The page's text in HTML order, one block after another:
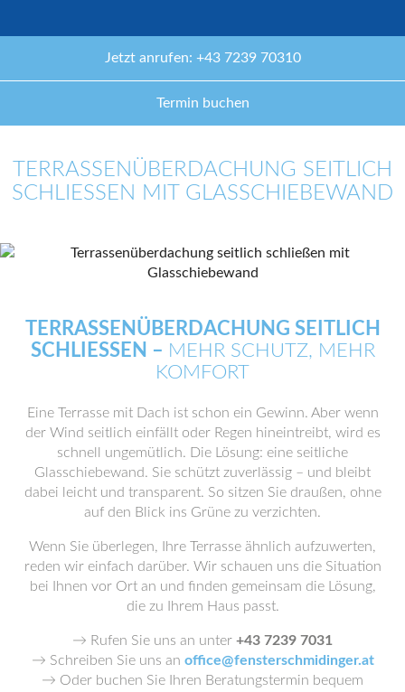
Jetzt anrufen: +43 7239 70310
Termin buchen
TERRASSENÜBERDACHUNG SEITLICH
SCHLIESSEN MIT GLASSCHIEBEWAND
TERRASSENÜBERDACHUNG SEITLICH
SCHLIESSEN – MEHR SCHUTZ, MEHR
KOMFORT
Eine Terrasse mit Dach ist schon ein Gewinn. Aber wenn
der Wind seitlich einfällt oder Regen hineintreibt, wird es
schnell ungemütlich. Die Lösung: eine seitliche
Glasschiebewand. Sie schützt zuverlässig – und bleibt
dabei leicht und transparent. So sitzen Sie draußen, ohne
auf den Blick ins Grüne zu verzichten.
Wenn Sie überlegen, Ihre Terrasse ähnlich aufzuwerten,
reden wir einfach darüber. Wir schauen uns die Situation
bei Ihnen vor Ort an und finden gemeinsam die Lösung,
die zu Ihrem Haus passt.
→ Rufen Sie uns an unter +43 7239 7031
→ Schreiben Sie uns an office@fensterschmidinger.at
→ Oder buchen Sie Ihren Beratungstermin bequem